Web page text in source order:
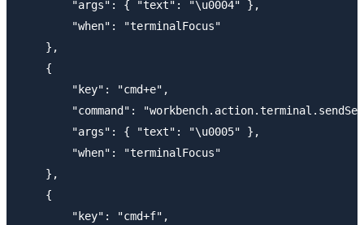
        "args": { "text": "\u0004" },
        "when": "terminalFocus"
    },
    {
        "key": "cmd+e",
"command":
        "args": { "text": "\u0005" },
        "when": "terminalFocus"
    },
    {
        "key": "cmd+f",